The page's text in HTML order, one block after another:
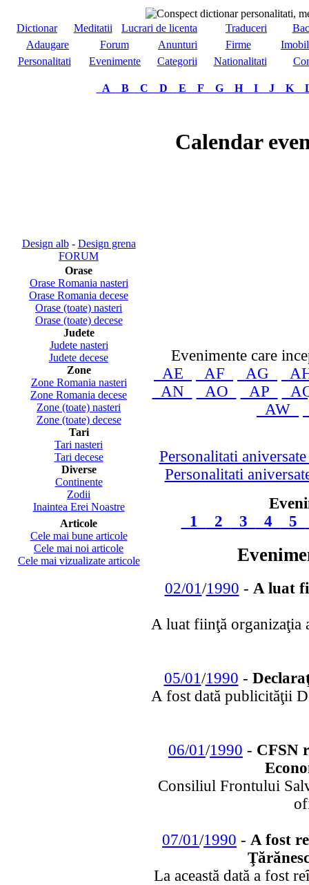
Dictionar Meditatii Lucrari de licenta Traduceri
Adaugare
Forum Anunturi Firme
Personalitati
Evenimente Categorii Nationalitati
A B C D E F G H I J K
Design alb- Design grena
FORUM
Orase
Orase Romania nasteri
Orase Romania decese
Orase (toate) nasteri
Orase (toate) decese
Judete
Judete nasteri
Judete decese
Zone
Zone Romania nasteri
Zone Romania decese
Zone (toate) nasteri
Zone (toate) decese
Tari
Tari nasteri
Tari decese
Diverse
Continente
Zodii
Inaintea Erei Noastre
Articole
Cele mai bune articole
Cele mai noi articole
Cele mai vizualizate articole
Calendar
Evenimente care
AE
AF AG
AN
AO AP
AW
Personalitati
Personalitati
1
2 3 4 5
02/01 /1990 - A luat
A luat fiinţă
05/01 /1990 -
A fost dată publicităţii
06/01 /1990 - CFSN
Consiliul Frontului
07/01 /1990 - A fost
La această dată a fost